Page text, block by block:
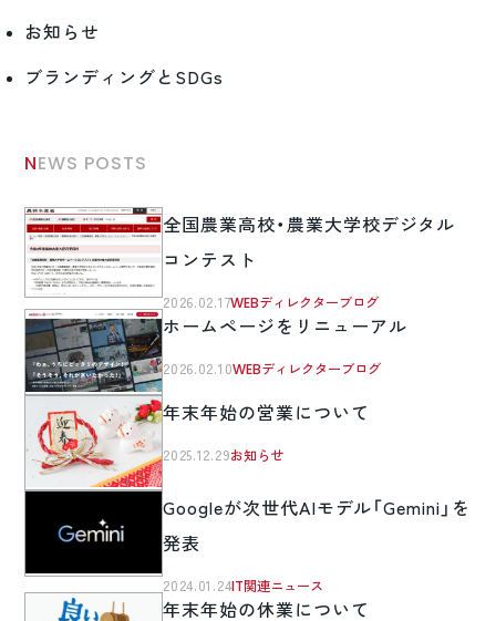
お知らせ
ブランディングとSDGs
NEWS POSTS
全国農業高校・農業大学校デジタル
コンテスト
2026.02.17WEBディレクターブログ
ホームページをリニューアル
2026.02.10WEBディレクターブログ
年末年始の営業について
2025.12.29お知らせ
Googleが次世代AIモデル「Gemini」を
発表
2024.01.24IT関連ニュース
年末年始の休業について